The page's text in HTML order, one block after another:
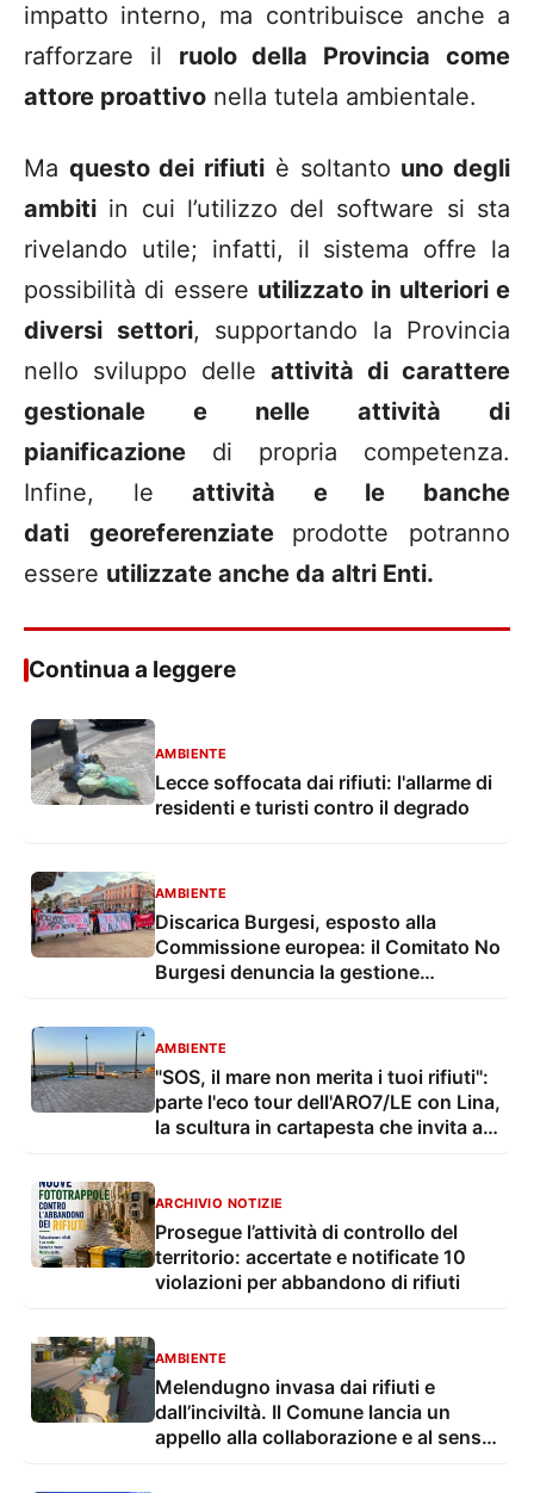
impatto interno, ma contribuisce anche a
rafforzare il ruolo della Provincia come
attore proattivo nella tutela ambientale.
Ma questo dei rifiuti è soltanto uno degli
ambiti in cui l’utilizzo del software si sta
rivelando utile; infatti, il sistema offre la
possibilità di essere utilizzato in ulteriori e
diversi settori, supportando la Provincia
nello sviluppo delle attività di carattere
gestionale e nelle attività di
pianificazione di propria competenza.
Infine, leattività e le banche
dati
georeferenziate prodotte potranno
essere utilizzate anche da altri Enti.
Continua a leggere
AMBIENTE
Lecce soffocata dai rifiuti: l'allarme di
residenti e turisti contro il degrado
AMBIENTE
Discarica Burgesi, esposto alla
Commissione europea: il Comitato No
Burgesi denuncia la gestione
AMBIENTE
"SOS, il mare non merita i tuoi rifiuti":
parte l'eco tour dell'ARO7/LE con Lina,
la scultura in cartapesta che invita a
ARCHIVIO NOTIZIE
Prosegue l’attività di controllo del
territorio: accertate e notificate 10
violazioni per abbandono di rifiuti
AMBIENTE
Melendugno invasa dai rifiuti e
dall’inciviltà. Il Comune lancia un
appello alla collaborazione e al senso